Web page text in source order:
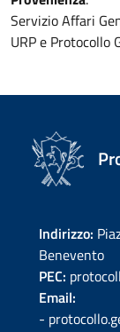
Servizio Affari
URP e Protocollo
Indirizzo:
Benevento
PEC:
Email:
-